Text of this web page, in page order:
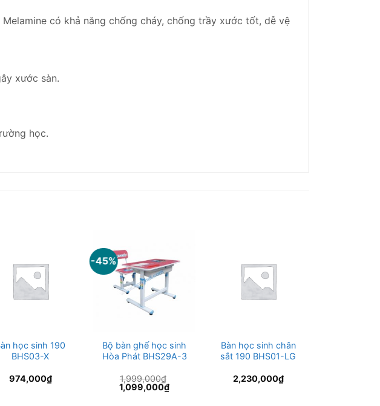
có khả năng chống cháy, chống trầy xước tốt, dễ vệ
xước sàn.
học.
học sinh 190
BHS03-X
974,000₫
-45%
Bộ bàn ghế học sinh
Hòa Phát BHS29A-3
1,999,000₫
Giá
gốc
1,099,000₫Giá
Bàn học sinh chân
sắt 190 BHS01-LG
2,230,000₫